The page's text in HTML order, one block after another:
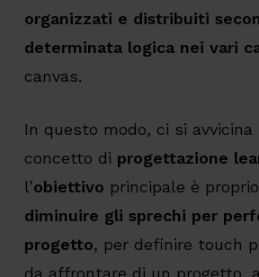
organizzati e distribuiti
determinata logica nei vari
canvas.
In questo modo, ci si
concetto di progettazione
l’obiettivo principale è
diminuire gli sprechi per
progetto, per definire touch
da affrontare di un progetto,